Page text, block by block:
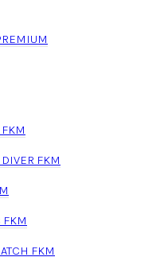
FKM
FKM
FKM